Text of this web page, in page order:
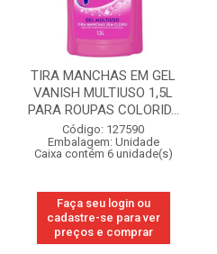
TIRA MANCHAS EM GEL
VANISH MULTIUSO 1,5L
PARA ROUPAS COLORID...
Código: 127590
Embalagem: Unidade
Caixa contém 6 unidade(s)
Faça seu login ou
cadastre-se para ver
preços e comprar